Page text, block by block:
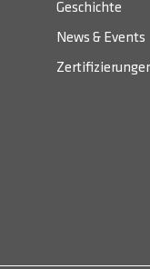
Geschichte
News & Events